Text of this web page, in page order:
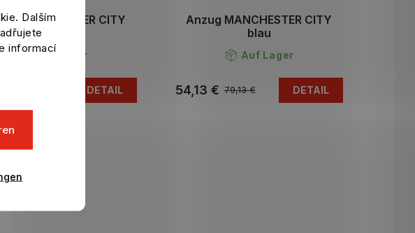
Dalším
informací
MANCHESTER CITY
Home
Auf Lager
DETAIL
Anzug MANCHESTER CITY
blau
Auf Lager
79,13 €
54,13 € DETAIL